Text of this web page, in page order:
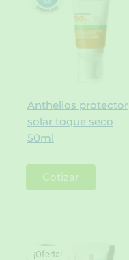
Anthelios protector
solar toque seco
50ml
Cotizar
¡Oferta!